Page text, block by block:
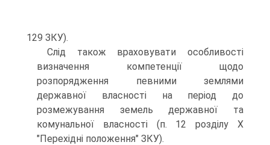
129 ЗКУ).
Слід також враховувати особливості
визначення компетенції щодо
розпорядження певними землями
державної власності на період до
розмежування земель державної та
комунальної власності (п. 12 розділу X
"Перехідні положення" ЗКУ).